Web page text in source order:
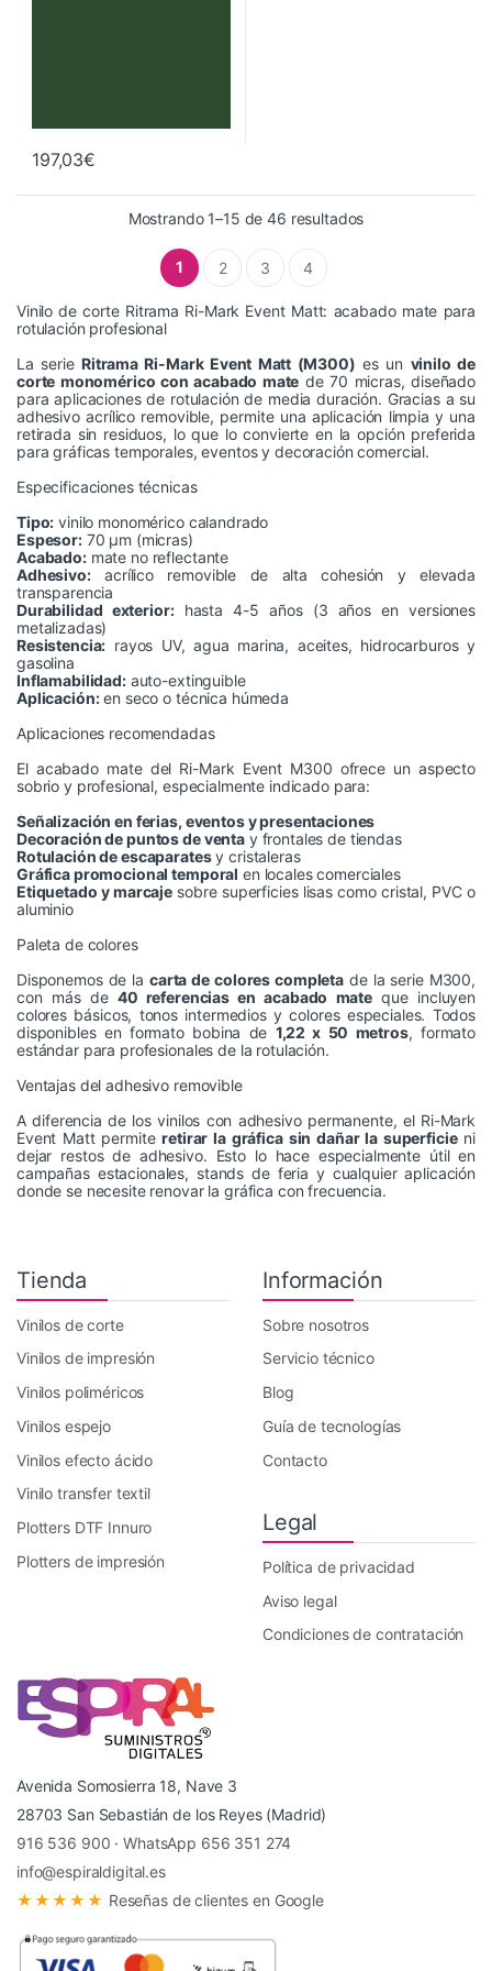
197,03€
Mostrando 1–15 de 46 resultadosOrdenado por
1 2 3 4
Vinilo de corte Ritrama Ri-Mark Event Matt: acabado mate para
rotulación profesional
La serie Ritrama Ri-Mark Event Matt (M300) es un vinilo de
corte monomérico con acabado mate de 70 micras, diseñado
para aplicaciones de rotulación de media duración. Gracias a su
adhesivo acrílico removible, permite una aplicación limpia y una
retirada sin residuos, lo que lo convierte en la opción preferida
para gráficas temporales, eventos y decoración comercial.
Especificaciones técnicas
Tipo: vinilo monomérico calandrado
Espesor:70 µm (micras)
Acabado:mate no reflectante
Adhesivo:acrílico removible de alta cohesión y elevada
transparencia
Durabilidad exterior:hasta 4-5 años (3 años en versiones
metalizadas)
Resistencia: rayos UV, agua marina, aceites, hidrocarburos y
gasolina
Inflamabilidad:auto-extinguible
Aplicación:en seco o técnica húmeda
Aplicaciones recomendadas
El acabado mate del Ri-Mark Event M300 ofrece un aspecto
sobrio y profesional, especialmente indicado para:
Señalización en ferias, eventos y presentaciones
Decoración de puntos de ventay frontales de tiendas
Rotulación de escaparatesy cristaleras
Gráfica promocional temporal en locales comerciales
Etiquetado y marcaje sobre superficies lisas como cristal, PVC o
aluminio
Paleta de colores
Disponemos de lacarta de colores completade la serie M300,
con más de 40 referencias en acabado mate que incluyen
colores básicos, tonos intermedios y colores especiales. Todos
disponibles en formato bobina de 1,22 x 50 metros, formato
estándar para profesionales de la rotulación.
Ventajas del adhesivo removible
A diferencia de los vinilos con adhesivo permanente, el Ri-Mark
Event Matt permiteretirar la gráfica sin dañar la superficieni
dejar restos de adhesivo. Esto lo hace especialmente útil en
campañas estacionales, stands de feria y cualquier aplicación
donde se necesite renovar la gráfica con frecuencia.
Tienda
Vinilos de corte
Vinilos de impresión
Vinilos poliméricos
Vinilos espejo
Vinilos efecto ácido
Vinilo transfer textil
Plotters DTF Innuro
Plotters de impresión
Información
Sobre nosotros
Servicio técnico
Blog
Guía de tecnologías
Contacto
Legal
Política de privacidad
Aviso legal
Condiciones de contratación
Avenida Somosierra 18, Nave 3
28703 San Sebastián de los Reyes (Madrid)
916 536 900 ·WhatsApp 656 351 274
info@espiraldigital.es
★★★★★ Reseñas de clientes en Google